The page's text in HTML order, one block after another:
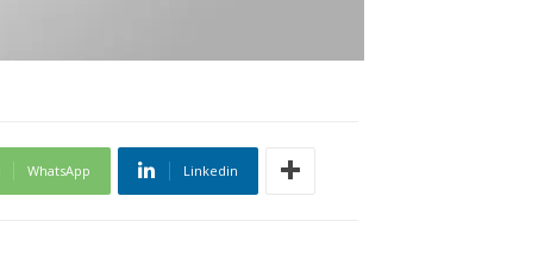
WhatsApp Linkedin